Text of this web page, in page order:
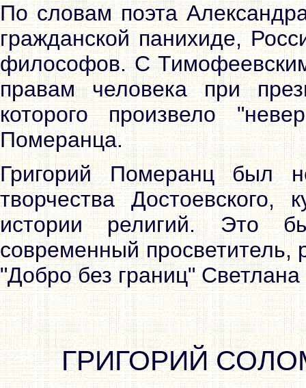
По словам поэта
гражданской панихиде,
философов. С
правам человека при
которого произвело
Померанца.
Григорий Померанц был
творчества Достоевского,
истории религий. Это
современный просветитель,
"Добро без границ"
ГРИГОРИЙ